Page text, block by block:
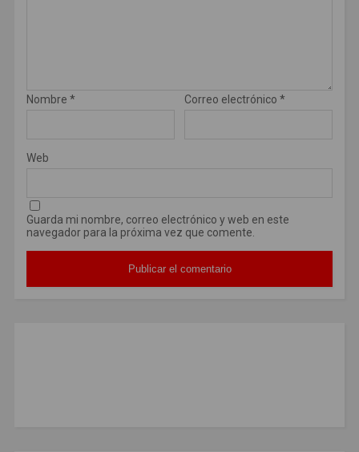
Nombre * Correo electrónico *
Web
Guarda mi nombre, correo electrónico y web en este
navegador para la próxima vez que comente.